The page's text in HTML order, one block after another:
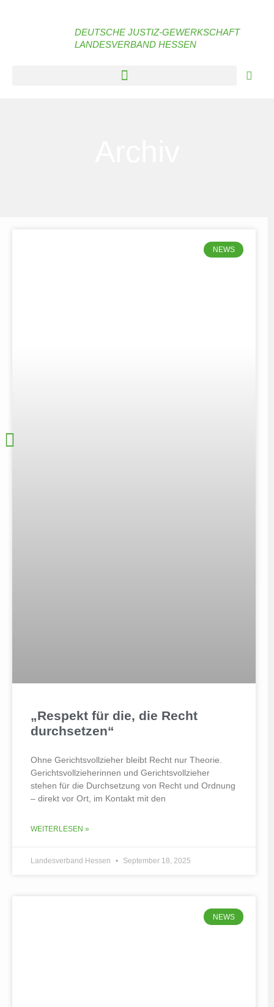
DEUTSCHE JUSTIZ-GEWERKSCHAFT
LANDESVERBAND HESSEN
NEWS
„Respekt für die, die Recht
durchsetzen“
Ohne Gerichtsvollzieher bleibt Recht nur Theorie.
Gerichtsvollzieherinnen und Gerichtsvollzieher
stehen für die Durchsetzung von Recht und Ordnung
– direkt vor Ort, im Kontakt mit den
WEITERLESEN »
Landesverband Hessen September 18, 2025
NEWS